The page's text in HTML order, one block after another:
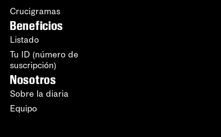
Crucigramas
Beneficios
Listado
Tu ID (número de
suscripción)
Nosotros
Sobre la diaria
Equipo